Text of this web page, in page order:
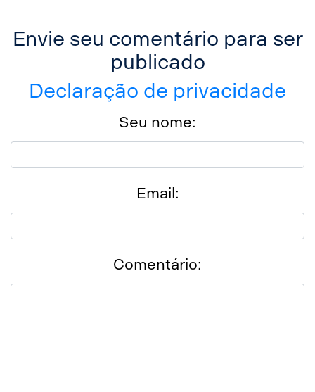
Envie seu comentário para ser
publicado
Declaração de privacidade
Seu nome:
Email:
Comentário: